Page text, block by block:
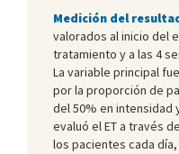
Medición del
valorados al inicio del
tratamiento y a las 4
La variable principal
por la proporción de
del 50% en intensidad
evaluó el ET a través
los pacientes cada